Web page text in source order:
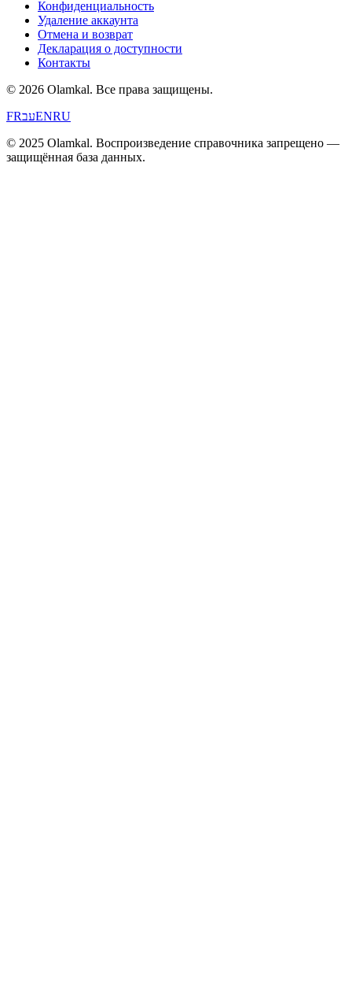
Конфиденциальность
Удаление аккаунта
Отмена и возврат
Декларация о доступности
Контакты
© 2026 Olamkal. Все права защищены.
FRעבENRU
© 2025 Olamkal. Воспроизведение справочника запрещено —
защищённая база данных.